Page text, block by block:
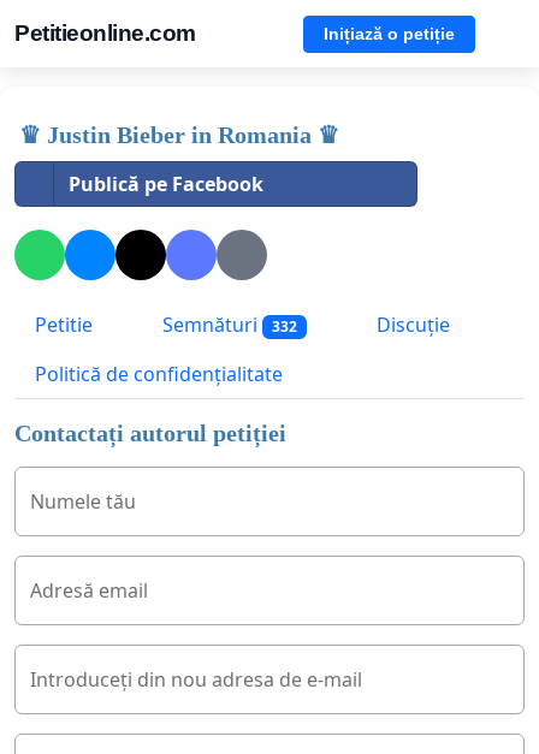
Petitieonline.com Inițiază o petiție
♛ Justin Bieber in Romania ♛
Publică pe Facebook
Petitie Semnături 332
Discuție
Politică de confidențialitate
Contactați autorul petiției
Numele tău
Adresă email
Introduceți din nou adresa de e-mail